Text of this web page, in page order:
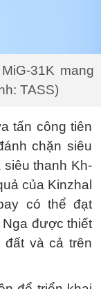
31K mang
TASS)
tấn công tiên
chặn siêu
siêu thanh Kh-
của Kinzhal
có thể đạt
được thiết
đất và cả trên